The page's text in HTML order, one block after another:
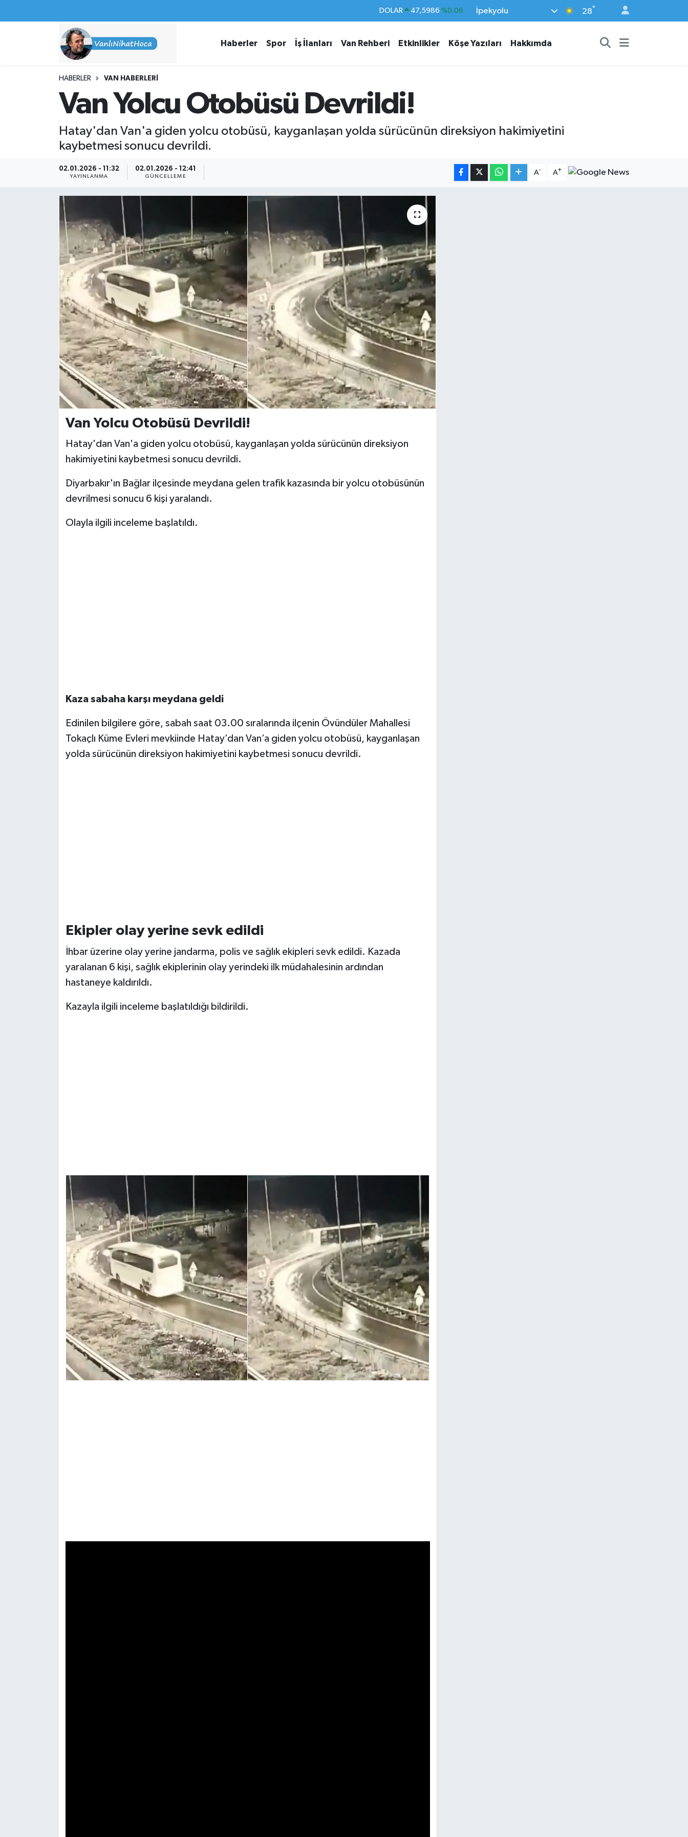
EURO 55,0700 %0.1
GRAM ALTIN 6513.94 %0.32
DOLAR
İpekyolu 28°
Haberler Spor İş İlanları Van Rehberi Etkinlikler Köşe Yazıları Hakkımda
HABERLER VAN HABERLERI
Van Yolcu Otobüsü Devrildi!
Hatay'dan Van'a giden yolcu otobüsü, kayganlaşan yolda sürücünün direksiyon hakimiyetini
kaybetmesi sonucu devrildi.
02.01.2026 - 11:32
YAYINLANMA
02.01.2026 - 12:41
GÜNCELLEME
A- A+
Van Yolcu Otobüsü Devrildi!
Hatay'dan Van'a giden yolcu otobüsü, kayganlaşan yolda sürücünün direksiyon
hakimiyetini kaybetmesi sonucu devrildi.
Diyarbakır'ın Bağlar ilçesinde meydana gelen trafik kazasında bir yolcu otobüsünün
devrilmesi sonucu 6 kişi yaralandı.
Olayla ilgili inceleme başlatıldı.
Kaza sabaha karşı meydana geldi
Edinilen bilgilere göre, sabah saat 03.00 sıralarında ilçenin Övündüler Mahallesi
Tokaçlı Küme Evleri mevkiinde Hatay’dan Van’a giden yolcu otobüsü, kayganlaşan
yolda sürücünün direksiyon hakimiyetini kaybetmesi sonucu devrildi.
Ekipler olay yerine sevk edildi
İhbar üzerine olay yerine jandarma, polis ve sağlık ekipleri sevk edildi. Kazada
yaralanan 6 kişi, sağlık ekiplerinin olay yerindeki ilk müdahalesinin ardından
hastaneye kaldırıldı.
Kazayla ilgili inceleme başlatıldığı bildirildi.
Haberler
İş İlanları
Etkinlikler
Köşe Yazıları
Hakkımda
İpekyolu Nöbetçi Eczaneler
İpekyolu Trafik Yoğunluk Haritası
Tüm Manşetler
Son Dakika Haberleri
Haber Arşivi